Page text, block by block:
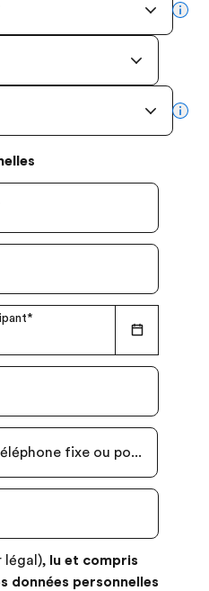
*
fixe ou portable
légal), lu et compris
données personnelles